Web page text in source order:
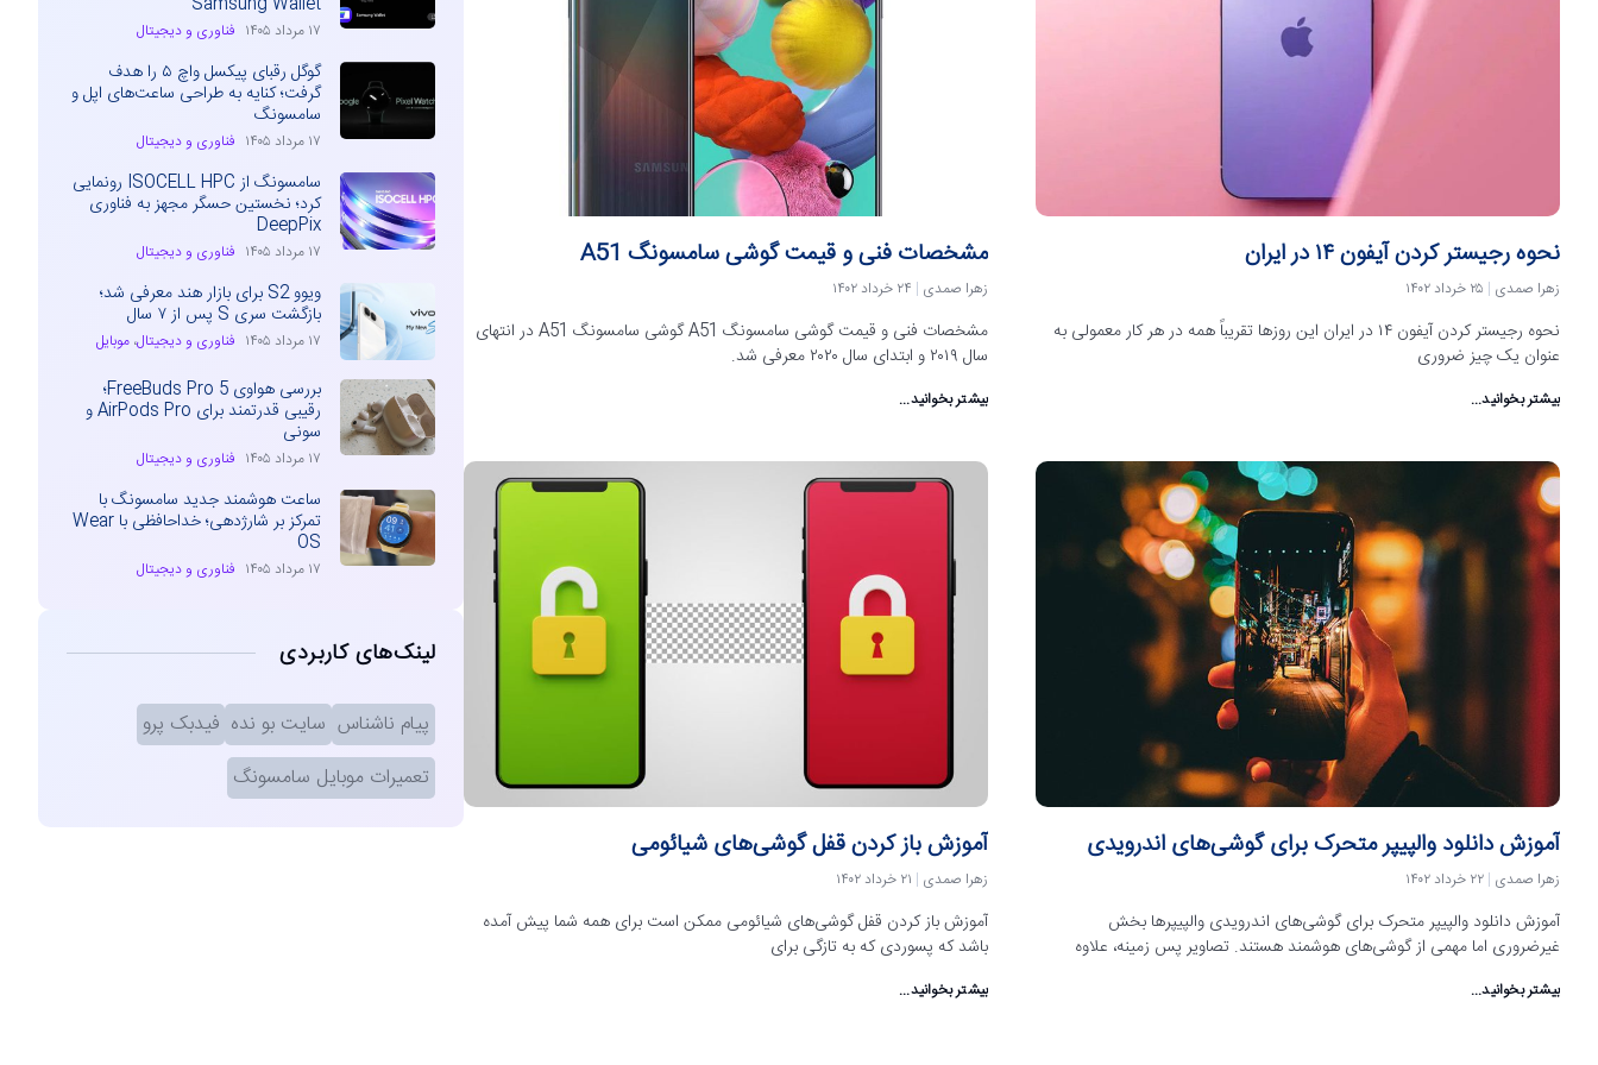
نحوه رجیستر کردن آیفون ۱۴ در ایران
زهرا صمدی ۲۵ خرداد ۱۴۰۲
نحوه رجیستر کردن آیفون ۱۴ در ایران این روزها تقریباً همه در هر کار معمولی به
عنوان یک چیز ضروری
بیشتر بخوانید...
مشخصات فنی و قیمت گوشی سامسونگ A51
زهرا صمدی ۲۴ خرداد ۱۴۰۲
مشخصات فنی و قیمت گوشی سامسونگ A51 گوشی سامسونگ A51 در انتهای
سال ۲۰۱۹ و ابتدای سال ۲۰۲۰ معرفی شد.
بیشتر بخوانید...
آموزش دانلود والپیپر متحرک برای گوشی‌های اندرویدی
زهرا صمدی ۲۲ خرداد ۱۴۰۲
آموزش دانلود والپیپر متحرک برای گوشی‌های اندرویدی والپیپرها بخش
غیرضروری اما مهمی از گوشی‌های هوشمند هستند. تصاویر پس زمینه، علاوه
بیشتر بخوانید...
آموزش باز کردن قفل گوشی‌های شیائومی
زهرا صمدی ۲۱ خرداد ۱۴۰۲
آموزش باز کردن قفل گوشی‌های شیائومی ممکن است برای همه شما پیش آمده
باشد که پسوردی که به تازگی برای
بیشتر بخوانید...
۱۷ مرداد ۱۴۰۵ فناوری و دیجیتال
گوگل رقبای پیکسل واچ ۵ را هدف
گرفت؛ کنایه به طراحی ساعت‌های اپل و
سامسونگ
۱۷ مرداد ۱۴۰۵ فناوری و دیجیتال
سامسونگ از ISOCELL HPC رونمایی
کرد؛ نخستین حسگر مجهز به فناوری
DeepPix
۱۷ مرداد ۱۴۰۵ فناوری و دیجیتال
ویوو S2 برای بازار هند معرفی شد؛
بازگشت سری S پس از ۷ سال
۱۷ مرداد ۱۴۰۵ فناوری و دیجیتال،موبایل
بررسی هواوی FreeBuds Pro 5؛
رقیبی قدرتمند برای AirPods Pro و
سونی
۱۷ مرداد ۱۴۰۵ فناوری و دیجیتال
ساعت هوشمند جدید سامسونگ با
تمرکز بر شارژدهی؛ خداحافظی با Wear
OS
۱۷ مرداد ۱۴۰۵ فناوری و دیجیتال
لینک‌های کاربردی
پیام ناشناس سایت بو نده فیدبک پرو
تعمیرات موبایل سامسونگ